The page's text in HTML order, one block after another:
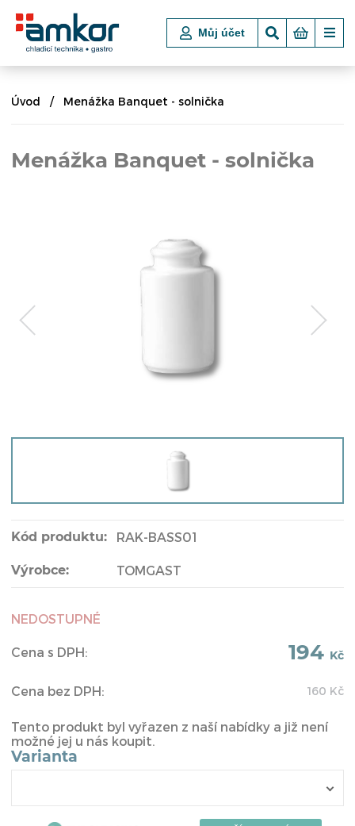
Můj účet
Úvod Menážka Banquet - solnička
Menážka Banquet - solnička
Kód produktu: RAK-BASS01
Výrobce: TOMGAST
NEDOSTUPNÉ
Cena s DPH: 194 Kč
Cena bez DPH: 160 Kč
Tento produkt byl vyřazen z naší nabídky a již není
možné jej u nás koupit.
Varianta